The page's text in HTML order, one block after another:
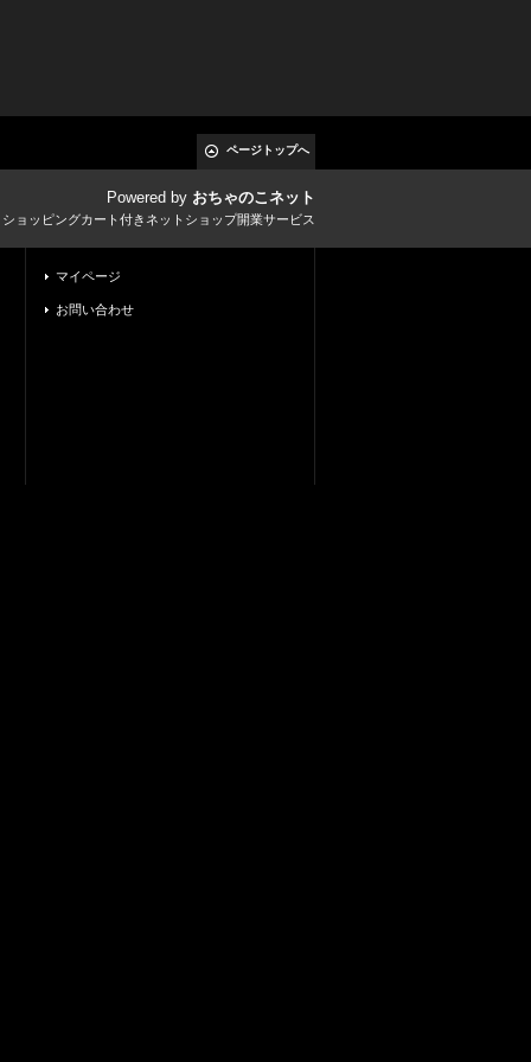
ページトップへ
Powered by おちゃのこネット
ョッピングカート付きネットショップ開業サービス
マイページ
お問い合わせ